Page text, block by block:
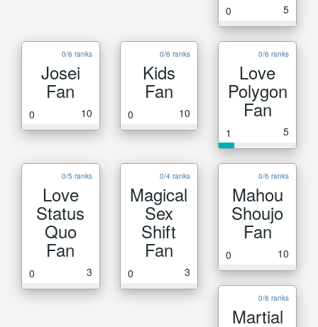
0 5
0/6 ranks
Josei
Fan
0 10
0/6 ranks
Kids
Fan
0 10
0/6 ranks
Love
Polygon
Fan
1 5
0/5 ranks
Love
Status
Quo
Fan
0 3
0/4 ranks
Magical
Sex
Shift
Fan
0 3
0/6 ranks
Mahou
Shoujo
Fan
0 10
0/6 ranks
Martial